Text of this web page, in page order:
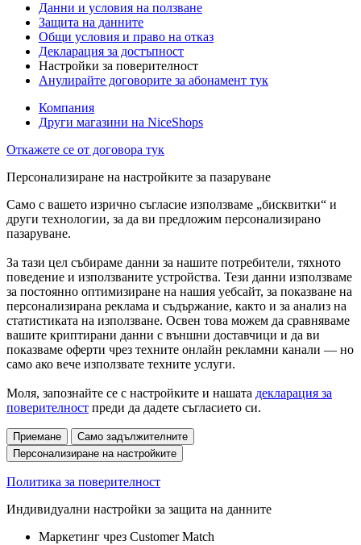
Данни и условия на ползване
Защита на данните
Общи условия и право на отказ
Декларация за достъпност
Настройки за поверителност
Анулирайте договорите за абонамент тук
Компания
Други магазини на NiceShops
Откажете се от договора тук
Персонализиране на настройките за пазаруване
Само с вашето изрично съгласие използваме „бисквитки“ и
други технологии, за да ви предложим персонализирано
пазаруване.
За тази цел събираме данни за нашите потребители, тяхното
поведение и използваните устройства. Тези данни използваме
за постоянно оптимизиране на нашия уебсайт, за показване на
персонализирана реклама и съдържание, както и за анализ на
статистиката на използване. Освен това можем да сравняваме
вашите криптирани данни с външни доставчици и да ви
показваме оферти чрез техните онлайн рекламни канали — но
само ако вече използвате техните услуги.
Моля, запознайте се с настройките и нашата декларация за
поверителност преди да дадете съгласието си.
Приемане
Само задължителните
Персонализиране на настройките
Политика за поверителност
Индивидуални настройки за защита на данните
Маркетинг чрез Customer Match